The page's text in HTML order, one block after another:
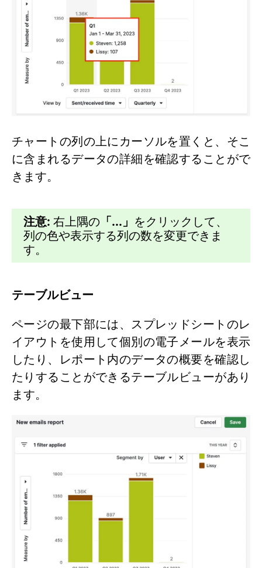
チャートの列の上にカーソルを置くと、そこ
に含まれるデータの詳細を確認することがで
きます。
注意: 右上隅の 「...」 をクリックして、
列の色や表示する列の数を変更できま
す。
テーブルビュー
ページの最下部には、スプレッドシートのレ
イアウトを使用して個別の電子メールを表示
したり、レポート内のデータの概要を確認し
たりすることができるテーブルビューがあり
ます。